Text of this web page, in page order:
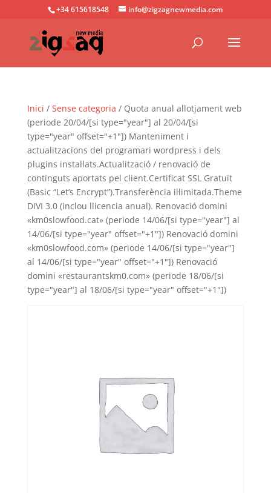
+34 615618548 info@zigzagnewmedia.com
Inici / Sense categoria / Quota anual allotjament web
(periode 20/04/[si type="year"] al 20/04/[si
type="year" offset="+1"]) Manteniment i
actualitzacions del programari wordpress i dels
plugins instal·lats.Actualització / renovació de
continguts aportats pel client.Certificat SSL Gratuït
(Basic “Let’s Encrypt”).Transferència il·limitada.Theme
DIVI 3.0 (inclou llicencia anual). Renovació domini
«km0slowfood.cat» (periode 14/06/[si type="year"] al
14/06/[si type="year" offset="+1"]) Renovació domini
«km0slowfood.com» (periode 14/06/[si type="year"]
al 14/06/[si type="year" offset="+1"]) Renovació
domini «restaurantskm0.com» (periode 18/06/[si
type="year"] al 18/06/[si type="year" offset="+1"])